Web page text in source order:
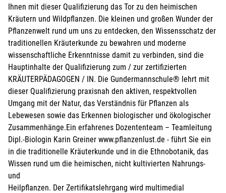
Ihnen mit dieser Qualifizierung das Tor zu den heimischen
Kräutern und Wildpflanzen. Die kleinen und großen Wunder der
Pflanzenwelt rund um uns zu entdecken, den Wissensschatz der
traditionellen Kräuterkunde zu bewahren und moderne
wissenschaftliche Erkenntnisse damit zu verbinden, sind die
Hauptinhalte der Qualifizierung zum / zur zertifizierten
KRÄUTERPÄDAGOGEN / IN. Die Gundermannschule® lehrt mit
dieser Qualifizierung praxisnah den aktiven, respektvollen
Umgang mit der Natur, das Verständnis für Pflanzen als
Lebewesen sowie das Erkennen biologischer und ökologischer
Zusammenhänge.Ein erfahrenes Dozententeam – Teamleitung
Dipl.-Biologin Karin Greiner www.pflanzenlust.de - führt Sie ein
in die traditionelle Kräuterkunde und in die Ethnobotanik, das
Wissen rund um die heimischen, nicht kultivierten Nahrungs-
und
Heilpflanzen. Der Zertifikatslehrgang wird multimedial